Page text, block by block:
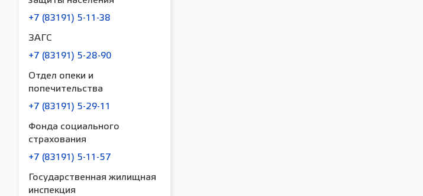
+7 (83191) 5-11-38
ЗАГС
+7 (83191) 5-28-90
Отдел опеки и
попечительства
+7 (83191) 5-29-11
Фонда социального
страхования
+7 (83191) 5-11-57
Государственная жилищная
инспекция